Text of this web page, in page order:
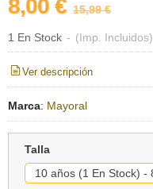
8,00 € 15,99 €
1 En Stock - (Imp. Incluidos)
Ver descripción
Marca: Mayoral
Talla